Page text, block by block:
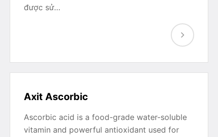
được sử…
Axit Ascorbic
Ascorbic acid is a food-grade water-soluble
vitamin and powerful antioxidant used for